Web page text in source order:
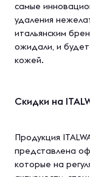
самые
удаления
итальянским
ожидали, и
кожей.
Скидки на
Продукция
представлена
которые на